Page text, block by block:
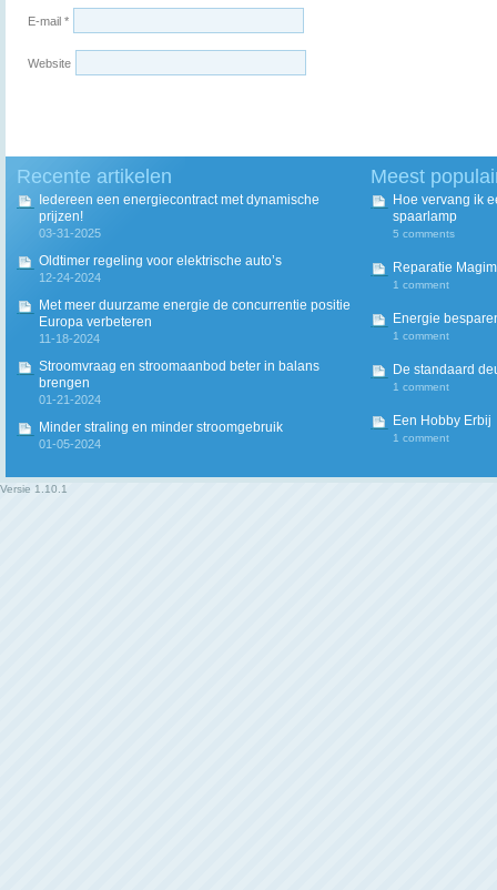
E-mail *
Website
Recente artikelen
Iedereen een energiecontract met dynamische
prijzen!
03-31-2025
Oldtimer regeling voor elektrische auto’s
12-24-2024
Met meer duurzame energie de concurrentie positie
Europa verbeteren
11-18-2024
Stroomvraag en stroomaanbod beter in balans
brengen
01-21-2024
Minder straling en minder stroomgebruik
01-05-2024
Meest
Hoe vervang ik
spaarlamp
5 comments
Reparatie
1 comment
Energie
1 comment
De standaard
1 comment
Een Hobby Erbij
1 comment
Versie 1.10.1